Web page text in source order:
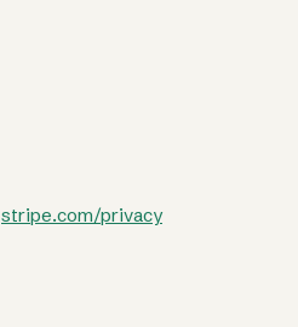
stripe.com/privacy